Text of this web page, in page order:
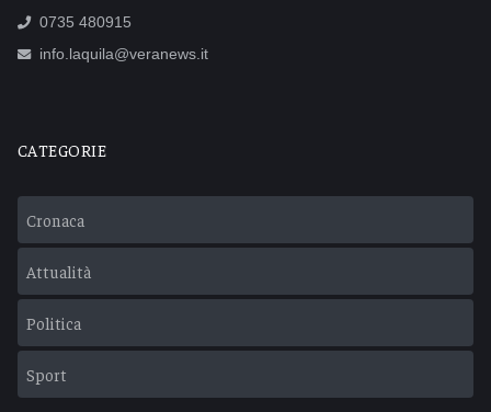
0735 480915
info.laquila@veranews.it
CATEGORIE
Cronaca
Attualità
Politica
Sport